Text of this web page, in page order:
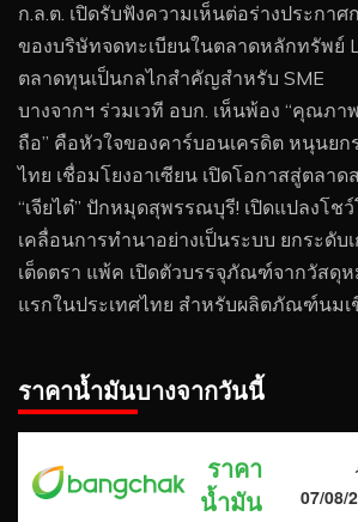
ก.ล.ต. เปิดรับฟังความเห็นต่อร่างประกาศ
ของบริษัทจดทะเบียนในตลาดหลักทรัพย์
ตลาดทุนเป็นกลไกสำคัญสำหรับ SME
บางจากฯ ร่วมเวที อบก. เห็นพ้อง “คุณภา
ถือ” คือหัวใจของคาร์บอนเครดิต หนุนย
ไทย เชื่อมโยงอาเซียน เปิดโอกาสสู่ตลาด
“เจียไต๋” ปักหมุดสุพรรณบุรี! เปิดแปลงโ
เคลื่อนการทำนาอย่างเป็นระบบ ยกระดับ
เต็ดตรา แพ้ค เปิดตัวบรรจุภัณฑ์จากวัสดุ
แรกในประเทศไทย สำหรับผลิตภัณฑ์นมเ
ราคาน้ำมันบางจากวันนี้